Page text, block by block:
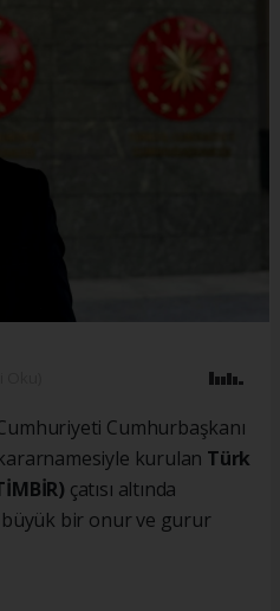
Cumhurbaşkanı
kurulan Türk
çatısı altında
bir onur ve gurur